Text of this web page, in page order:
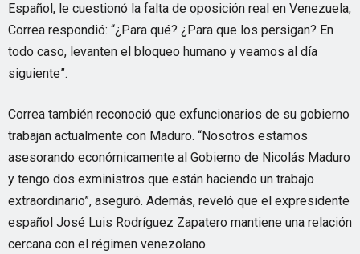
Español, le cuestionó la falta de oposición real en Venezuela,
Correa respondió: “¿Para qué? ¿Para que los persigan? En
todo caso, levanten el bloqueo humano y veamos al día
siguiente”.
Correa también reconoció que exfuncionarios de su gobierno
trabajan actualmente con Maduro. “Nosotros estamos
asesorando económicamente al Gobierno de Nicolás Maduro
y tengo dos exministros que están haciendo un trabajo
extraordinario”, aseguró. Además, reveló que el expresidente
español José Luis Rodríguez Zapatero mantiene una relación
cercana con el régimen venezolano.